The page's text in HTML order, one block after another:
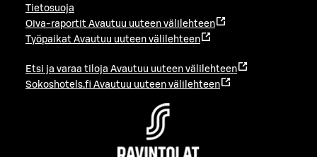
Tietosuoja
Oiva-raportit Avautuu uuteen välilehteen
Työpaikat Avautuu uuteen välilehteen
Etsi ja varaa tiloja Avautuu uuteen välilehteen
Sokoshotels.fi Avautuu uuteen välilehteen